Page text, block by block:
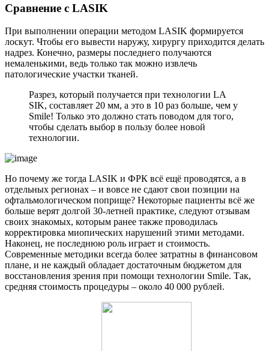
Сравнение с LASIK
При выполнении операции методом LASIK формируется
лоскут. Чтобы его вывести наружу, хирургу приходится делать
надрез. Конечно, размеры последнего получаются
немаленькими, ведь только так можно извлечь
патологические участки тканей.
Разрез, который получается при технологии LA
SIK, составляет 20 мм, а это в 10 раз больше, чем у
Smile! Только это должно стать поводом для того,
чтобы сделать выбор в пользу более новой
технологии.
Но почему же тогда LASIK и ФРК всё ещё проводятся, а в
отдельных регионах – и вовсе не сдают свои позиции на
офтальмологическом поприще? Некоторые пациенты всё же
больше верят долгой 30-летней практике, следуют отзывам
своих знакомых, которым ранее также проводилась
корректировка миопических нарушений этими методами.
Наконец, не последнюю роль играет и стоимость.
Современные методики всегда более затратны в финансовом
плане, и не каждый обладает достаточным бюджетом для
восстановления зрения при помощи технологии Smile. Так,
средняя стоимость процедуры – около 40 000 рублей.